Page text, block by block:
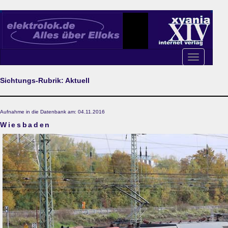
Toggle
navigation
Sichtungs-Rubrik: Aktuell
Aufnahme in die Datenbank am: 04.11.2016
Wiesbaden